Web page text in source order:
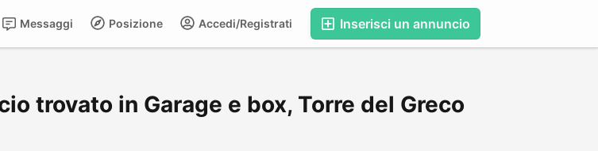
Inserisci un annuncio
Accedi/Registrati
Posizione
Messaggi
trovato in Garage e box, Torre del Greco